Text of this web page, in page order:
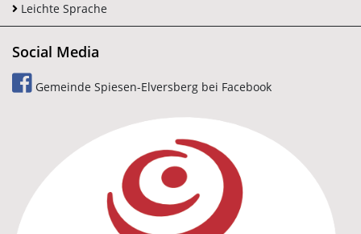
Leichte Sprache
Social Media
Gemeinde Spiesen-Elversberg bei Facebook